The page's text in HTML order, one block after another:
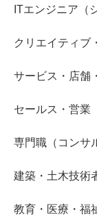
ITエンジニア（
クリエイティブ
サービス・店舗
セールス・営業
専門職（コンサ
建築・土木技術
教育・医療・福